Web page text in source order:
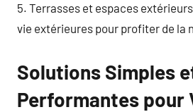
5. Terrasses et espaces
vie extérieures pour profiter de la
Solutions Simples
Performantes pour